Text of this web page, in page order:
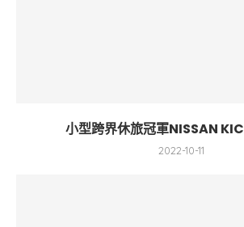
小型跨界休旅冠軍NISSAN
2022-10-11